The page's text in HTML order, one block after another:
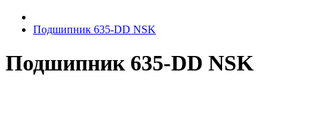
Подшипник 635-DD NSK
Подшипник 635-DD NSK